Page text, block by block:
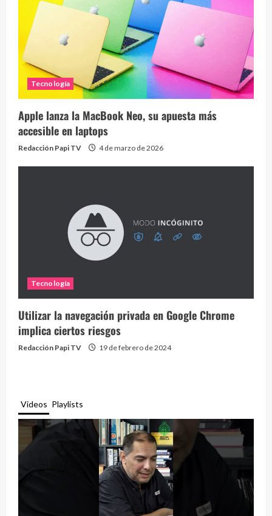
Tecnología
Apple lanza la MacBook Neo, su apuesta más
accesible en laptops
Redacción Papi TV 4 de marzo de 2026
Tecnología
Utilizar la navegación privada en Google Chrome
implica ciertos riesgos
Redacción Papi TV 19 de febrero de 2024
Videos Playlists